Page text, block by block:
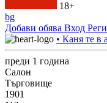
18+
bg
Добави обява Вход
• Каня те в
преди 1 година
Салон
Търговище
1901